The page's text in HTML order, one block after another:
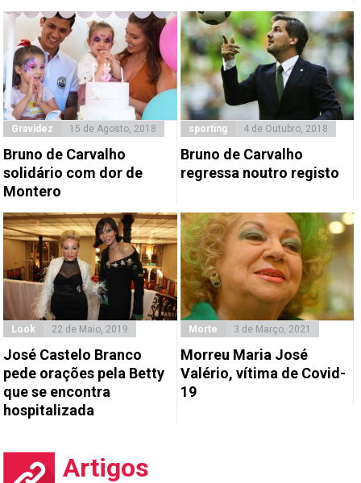
Gravidez 15 de Agosto, 2018
Bruno de Carvalho
solidário com dor de
Montero
sporting 4 de Outubro, 2018
Bruno de Carvalho
regressa noutro registo
Look 22 de Maio, 2019
José Castelo Branco
pede orações pela Betty
que se encontra
hospitalizada
Morte 3 de Março, 2021
Morreu Maria José
Valério, vítima de Covid-
19
Artigos